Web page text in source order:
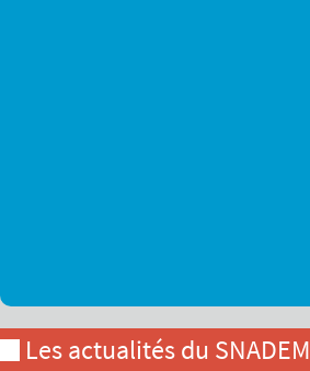
Les actualités du SNADEM